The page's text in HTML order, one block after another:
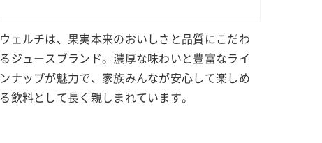
ウェルチは、果実本来のおいしさと品質にこだわ
るジュースブランド。濃厚な味わいと豊富なライ
ンナップが魅力で、家族みんなが安心して楽しめ
る飲料として長く親しまれています。